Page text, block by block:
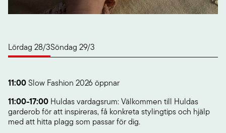
Lördag 28/3Söndag 29/3
11:00Slow Fashion 2026 öppnar
11:00-17:00 Huldas vardagsrum: Välkommen till Huldas
garderob för att inspireras, få konkreta stylingtips och hjälp
med att hitta plagg som passar för dig.